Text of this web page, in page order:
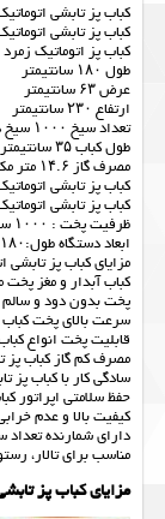
کباب پز تابشی
کباب پز تابشی اتوماتیک مدل
کباب پز اتوماتیک زمرد
طول ۱۸۰ سانتیمتر
عرض ۶۳ سانتیمتر
ارتفاع ۲۳۰ سانتیمتر
تعداد سیخ ۱۰۰۰ سیخ در ساعت
طول کباب ۳۵ سانتیمتر
مصرف گاز ۱۴.۶ متر مکعب در ساعت
کباب پز تابشی
کباب پز تابشی
ظرفیت پخت : ۱۰۰۰ سیخ در ساعت
ابعاد دستگاه طول:۱۸۰ عرض:۶۳ ارتفاع:۲۳۰
مزایای کباب پز
کباب آبدار و مغز
پخت بدون دود و سالم
سرعت بالای پخت کباب
قابلیت پخت انواع
مصرف کم گاز کباب پز
سادگی کار با کباب پز
حفظ سلامتی اپراتور
کیفیت بالا و عدم
دارای شمارنده تعداد
مناسب برای تالار،
مزایای کباب پز